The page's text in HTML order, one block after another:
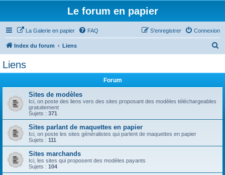
Le forum en papier
La Galerie en papier FAQ Connexion
S’enregistrer
Index du forum Liens
Liens
Forum
Sites de modèles
Ici, on poste des liens vers des sites proposant des modèles téléchargeables
gratuitement
Sujets : 371
Sites parlant de maquettes en papier
Ici, on poste les sites généralistes qui parlent de maquettes en papier
Sujets : 111
Sites marchands
Ici, les sites qui proposent des modèles payants
Sujets : 104